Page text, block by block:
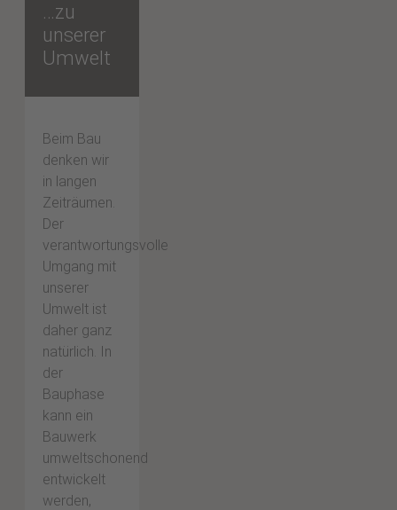
…zu
unserer
Umwelt
Beim Bau
denken wir
in langen
Zeiträumen.
Der
verantwortungsvolle
Umgang mit
unserer
Umwelt ist
daher ganz
natürlich. In
der
Bauphase
kann ein
Bauwerk
umweltschonend
entwickelt
werden,